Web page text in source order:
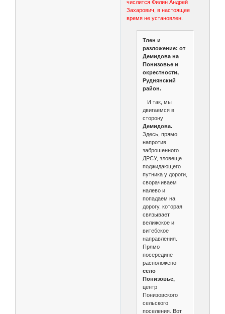
числится Филин Андрей
Захарович, в настоящее
время не установлен.
Тлен и
разложение: от
Демидова на
Понизовье и
окрестности,
Руднянский
район.
И так, мы
двигаемся в
сторону
Демидова.
Здесь, прямо
напротив
заброшенного
ДРСУ, зловеще
поджидающего
путника у дороги,
сворачиваем
налево и
попадаем на
дорогу, которая
связывает
велижское и
витебское
направления.
Прямо
посередине
расположено
село
Понизовье,
центр
Понизовского
сельского
поселения. Вот